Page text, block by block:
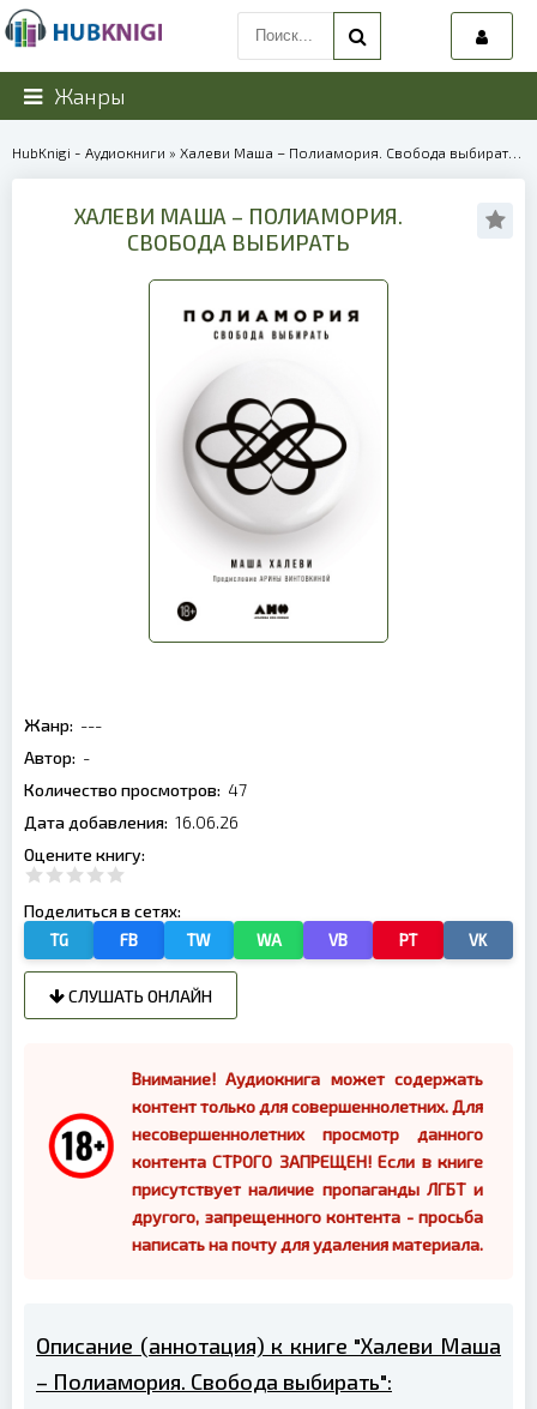
Жанры
HubKnigi - Аудиокниги » Халеви Маша – Полиамория. Свобода выбирать | 40169
ХАЛЕВИ МАША – ПОЛИАМОРИЯ.
СВОБОДА ВЫБИРАТЬ
Жанр: ---
Автор: -
Количество просмотров: 47
Дата добавления: 16.06.26
Оцените книгу:
Поделиться в сетях:
TG FB TW WA VB PT VK
СЛУШАТЬ ОНЛАЙН
Внимание! Аудиокнига может содержать
контент только для совершеннолетних. Для
несовершеннолетних просмотр данного
контента СТРОГО ЗАПРЕЩЕН! Если в книге
присутствует наличие пропаганды ЛГБТ и
другого, запрещенного контента - просьба
написать на почту для удаления материала.
Описание (аннотация) к книге "Халеви Маша
– Полиамория. Свобода выбирать":